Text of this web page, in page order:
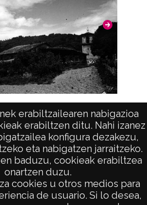
erabiltzailearen nabigazioa
erabiltzen ditu. Nahi izanez
konfigura dezakezu,
eta nabigatzen jarraitzeko.
baduzu, cookieak erabiltzea
onartzen duzu.
cookies u otros medios para
de usuario. Si lo desea,
8476 Positivo original:
Copia digital: ATHA-DAF-GUE-
de las imágenes
SA 4.0
Vista (ABEZIA)
LEGAL
DE PRIVACIDAD